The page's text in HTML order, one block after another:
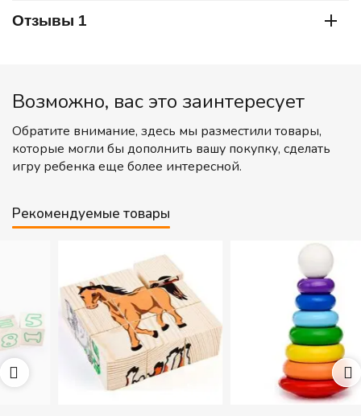
Отзывы 1
Возможно, вас это заинтересует
Обратите внимание, здесь мы разместили товары,
которые могли бы дополнить вашу покупку, сделать
игру ребенка еще более интересной.
Рекомендуемые товары